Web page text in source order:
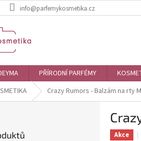
info@parfemykosmetika.cz
PŘÍRODNÍ PARFÉMY
Crazy Rumors - Balzám na rty
Akce